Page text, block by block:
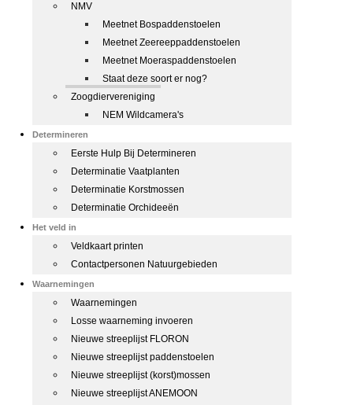
NMV
Meetnet Bospaddenstoelen
Meetnet Zeereeppaddenstoelen
Meetnet Moeraspaddenstoelen
Staat deze soort er nog?
Zoogdiervereniging
NEM Wildcamera's
Determineren
Eerste Hulp Bij Determineren
Determinatie Vaatplanten
Determinatie Korstmossen
Determinatie Orchideeën
Het veld in
Veldkaart printen
Contactpersonen Natuurgebieden
Waarnemingen
Waarnemingen
Losse waarneming invoeren
Nieuwe streeplijst FLORON
Nieuwe streeplijst paddenstoelen
Nieuwe streeplijst (korst)mossen
Nieuwe streeplijst ANEMOON